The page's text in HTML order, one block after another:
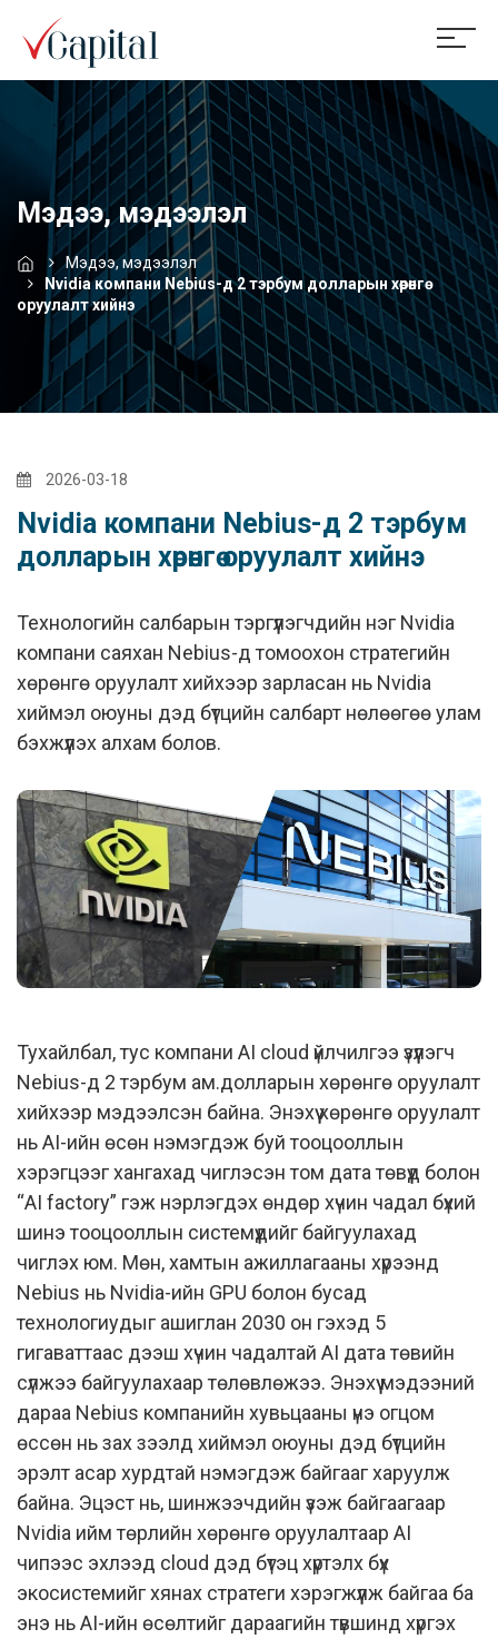
Мэдээ, мэдээлэл
Мэдээ, мэдээлэл
Nvidia компани Nebius-д 2 тэрбум долларын хөрөнгө
оруулалт хийнэ
2026-03-18
Nvidia компани Nebius-д 2 тэрбум
долларын хөрөнгө оруулалт хийнэ
Технологийн салбарын тэргүүлэгчдийн нэг Nvidia
компани саяхан Nebius-д томоохон стратегийн
хөрөнгө оруулалт хийхээр зарласан нь Nvidia
хиймэл оюуны дэд бүтцийн салбарт нөлөөгөө улам
бэхжүүлэх алхам болов.
Тухайлбал, тус компани AI cloud үйлчилгээ үзүүлэгч
Nebius-д 2 тэрбум ам.долларын хөрөнгө оруулалт
хийхээр мэдээлсэн байна. Энэхүү хөрөнгө оруулалт
нь AI-ийн өсөн нэмэгдэж буй тооцооллын
хэрэгцээг хангахад чиглэсэн том дата төвүүд болон
“AI factory” гэж нэрлэгдэх өндөр хүчин чадал бүхий
шинэ тооцооллын системүүдийг байгуулахад
чиглэх юм. Мөн, хамтын ажиллагааны хүрээнд
Nebius нь Nvidia-ийн GPU болон бусад
технологиудыг ашиглан 2030 он гэхэд 5
гигаваттаас дээш хүчин чадалтай AI дата төвийн
сүлжээ байгуулахаар төлөвлөжээ. Энэхүү мэдээний
дараа Nebius компанийн хувьцааны үнэ огцом
өссөн нь зах зээлд хиймэл оюуны дэд бүтцийн
эрэлт асар хурдтай нэмэгдэж байгааг харуулж
байна. Эцэст нь, шинжээчдийн үзэж байгаагаар
Nvidia ийм төрлийн хөрөнгө оруулалтаар AI
чипээс эхлээд cloud дэд бүтэц хүртэлх бүх
экосистемийг хянах стратеги хэрэгжүүлж байгаа ба
энэ нь AI-ийн өсөлтийг дараагийн түвшинд хүргэх